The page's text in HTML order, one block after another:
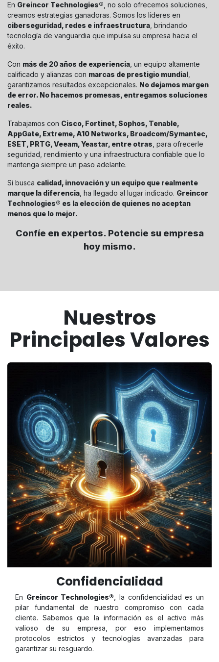
En Greincor Technologies® , no solo ofrecemos soluciones,
creamos estrategias ganadoras. Somos los líderes en
ciberseguridad, redes e infraestructura , brindando
tecnología de vanguardia que impulsa su empresa hacia el
éxito.
Con más de 20 años de experiencia , un equipo altamente
calificado y alianzas con marcas de prestigio mundial
garantizamos resultados excepcionales. No dejamos margen
de error. No hacemos promesas, entregamos soluciones
reales.
Trabajamos con Cisco, Fortinet, Sophos, Tenable,
AppGate, Extreme, A10 Networks, Broadcom/Symantec,
ESET, PRTG, Veeam, Yeastar, entre otras , para ofrecerle
seguridad, rendimiento y una infraestructura confiable que lo
mantenga siempre un paso adelante.
Si busca calidad, innovación y un equipo que realmente
marque la diferencia , ha llegado al lugar indicado. Greincor
Technologies® es la elección de quienes no aceptan
menos que lo mejor.
Confíe en expertos. Potencie su empresa
hoy mismo.
Nuestros
Principales Valores
Confidencialidad
En Greincor Technologies® , la confidencialidad es un
pilar fundamental de nuestro compromiso con cada
cliente. Sabemos que la información es el activo más
valioso de su empresa, por eso implementamos
protocolos estrictos y tecnologías avanzadas para
garantizar su resguardo.